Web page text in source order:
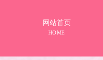
网站首页
HOME